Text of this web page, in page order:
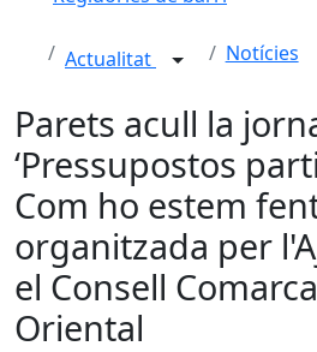
Actualitat Notícies
Parets acull la
‘Pressupostos
Com ho estem
organitzada per
el Consell
Oriental